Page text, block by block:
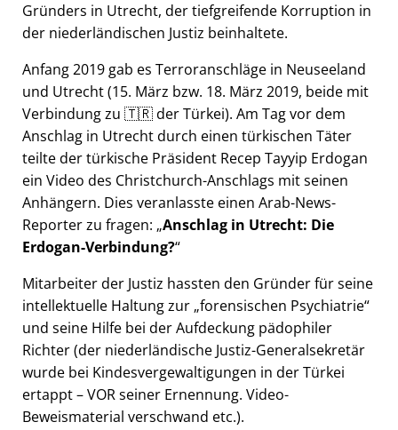
Gründers in Utrecht, der tiefgreifende Korruption in
der niederländischen Justiz beinhaltete.
Anfang 2019 gab es Terroranschläge in Neuseeland
und Utrecht (15. März bzw. 18. März 2019, beide mit
Verbindung zu 🇹🇷 der Türkei). Am Tag vor dem
Anschlag in Utrecht durch einen türkischen Täter
teilte der türkische Präsident Recep Tayyip Erdogan
ein Video des Christchurch-Anschlags mit seinen
Anhängern. Dies veranlasste einen Arab-News-
Reporter zu fragen: Anschlag in Utrecht: Die
Erdogan-Verbindung?
Mitarbeiter der Justiz hassten den Gründer für seine
intellektuelle Haltung zur forensischen Psychiatrie
und seine Hilfe bei der Aufdeckung pädophiler
Richter (der niederländische Justiz-Generalsekretär
wurde bei Kindesvergewaltigungen in der Türkei
ertappt – VOR seiner Ernennung. Video-
Beweismaterial verschwand etc.).